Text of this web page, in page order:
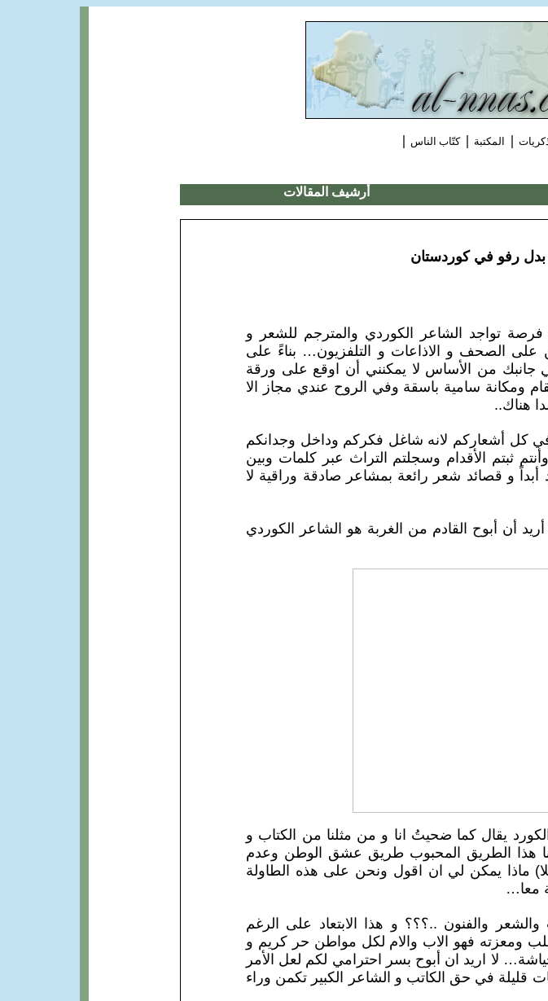
| المكتبة | كتّاب الناس |
أرشيف المقالات
بدل رفو في كوردستان
تواجد الشاعر الكوردي والمترجم للشعر و
على الصحف و الاذاعات و التلفزيون… بناءً على
جانبك من الأساس لا يمكنني أن اوقع على ورقة
ومكانة سامية باسقة وفي الروح عندي مجاز الا
هناك..
في كل أشعاركم لانه شاغل فكركم وداخل وجدانكم
ثبتم الأقدام وسجلتم التراث عبر كلمات وبين
و قصائد شعر رائعة بمشاعر صادقة وراقية لا
أن أبوح القادم من الغربة هو الشاعر الكوردي
يقال كما ضحيتُ انا و من مثلنا من الكتاب و
هذا الطريق المحبوب طريق عشق الوطن وعدم
ماذا يمكن لي ان اقول ونحن على هذه الطاولة
معا…
والفنون ..؟؟؟ و هذا الابتعاد على الرغم
ومعزته فهو الاب والام لكل مواطن حر كريم و
لا اريد ان أبوح بسر احترامي لكم لعل الأمر
قليلة في حق الكاتب و الشاعر الكبير تكمن وراء